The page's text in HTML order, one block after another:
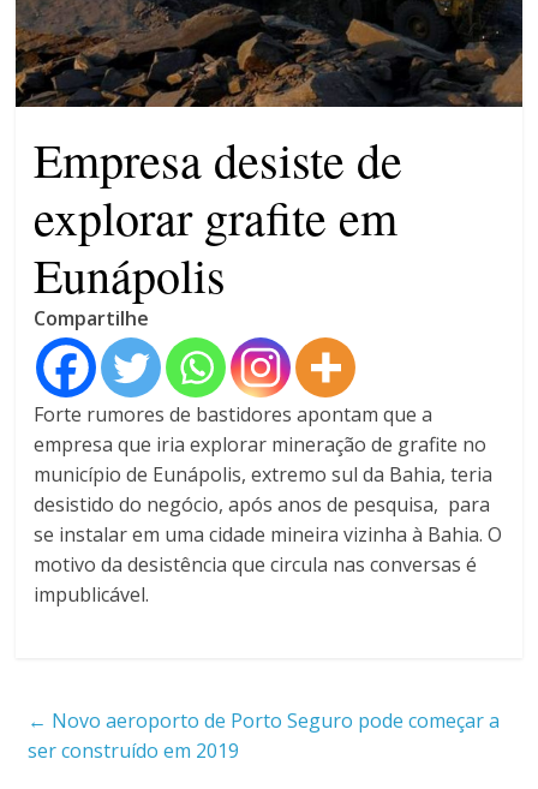
patrimônio 10.400% maior que
em 2022
Máfia das canetas
emagrecedoras na mira da
Empresa desiste de
explorar grafite em
Eunápolis
Compartilhe
Forte rumores de bastidores apontam que a
empresa que iria explorar mineração de grafite no
município de Eunápolis, extremo sul da Bahia, teria
desistido do negócio, após anos de pesquisa, para
se instalar em uma cidade mineira vizinha à Bahia. O
motivo da desistência que circula nas conversas é
impublicável.
← Novo aeroporto de Porto Seguro pode começar a
ser construído em 2019